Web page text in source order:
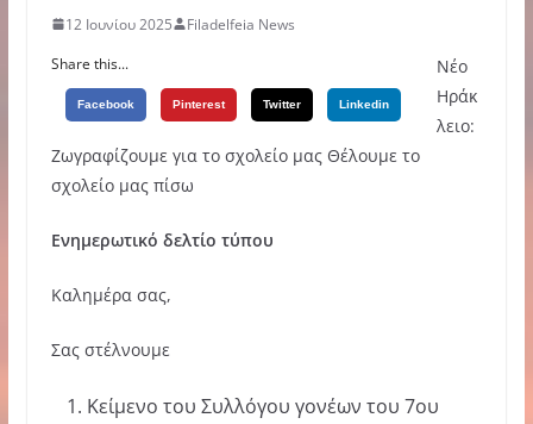
12 Ιουνίου 2025
Filadelfeia News
Share this...
Facebook Pinterest Twitter Linkedin
Νέο
Ηράκ
λειο:
Ζωγραφίζουμε για το σχολείο μας Θέλουμε το
σχολείο μας πίσω
Ενημερωτικό δελτίο τύπου
Καλημέρα σας,
Σας στέλνουμε
Κείμενο του Συλλόγου γονέων του 7ου